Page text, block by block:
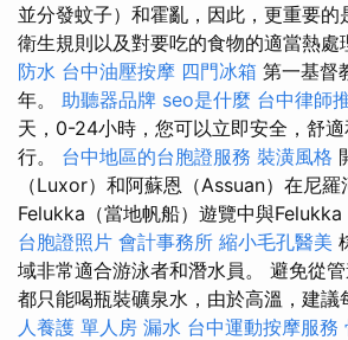
並分發蚊子）和霍亂，因此，更重要的
衛生規則以及對要吃的食物的適當熱處
防水 台中油壓按摩 四門冰箱 第一基督
年。 助聽器品牌 seo是什麼 台中律師
天，0-24小時，您可以立即安全，舒
行。 台中地區的台胞證服務 裝潢風格
（Luxor）和阿蘇恩（Assuan）在尼
Felukka（當地帆船）遊覽中與Felukka
台胞證照片 會計事務所 縮小毛孔醫美
域非常適合游泳者和潛水員。 避免從
都只能喝瓶裝礦泉水，由於高溫，建議
人養護 單人房 漏水 台中運動按摩服務